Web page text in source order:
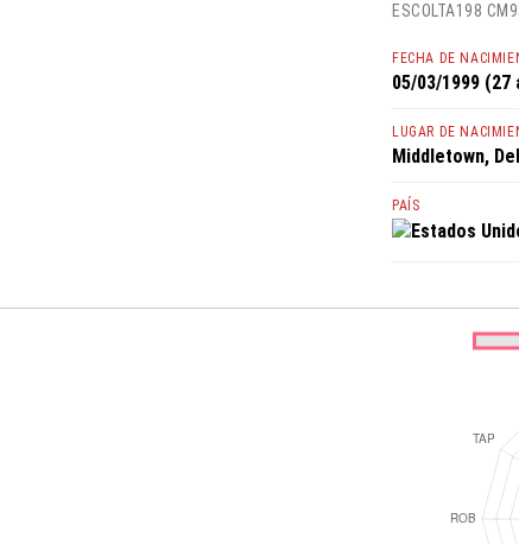
ESCOLTA198 CM
FECHA DE
05/03/1999 (27
LUGAR DE
Middletown,
PAÍS
Estados